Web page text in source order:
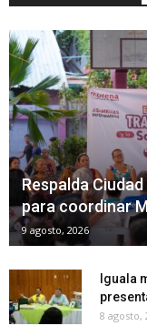
Respalda
para coordinar
9 agosto, 2026
Iguala
8 agosto,